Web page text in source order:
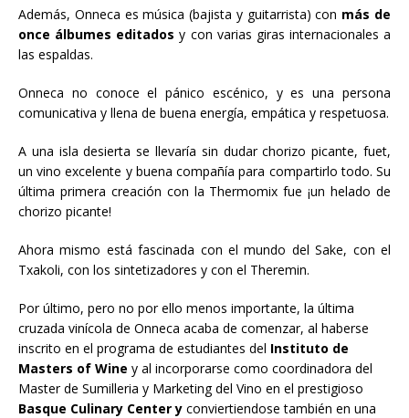
Además, Onneca es música (bajista y guitarrista) con más de
once álbumes editados y con varias giras internacionales a
las espaldas.
Onneca no conoce el pánico escénico, y es una persona
comunicativa y llena de buena energía, empática y respetuosa.
A una isla desierta se llevaría sin dudar chorizo picante, fuet,
un vino excelente y buena compañía para compartirlo todo. Su
última primera creación con la Thermomix fue ¡un helado de
chorizo picante!
Ahora mismo está fascinada con el mundo del Sake, con el
Txakoli, con los sintetizadores y con el Theremin.
Por último, pero no por ello menos importante, la última
cruzada vinícola de Onneca acaba de comenzar, al haberse
inscrito en el programa de estudiantes del Instituto de
Masters of Wine y al incorporarse como coordinadora del
Master de Sumilleria y Marketing del Vino en el prestigioso
Basque Culinary Center y conviertiendose también en una